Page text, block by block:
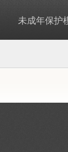
未成年保护